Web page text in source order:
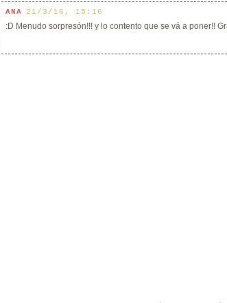
ANA 21/3/16, 15:16
:D Menudo sorpresón!!! y lo contento que se vá a poner!!